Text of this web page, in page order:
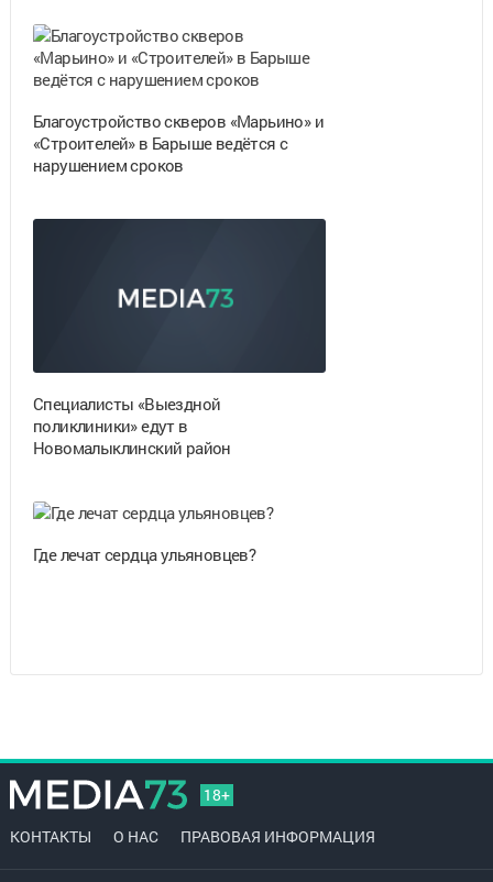
Благоустройство скверов «Марьино» и
«Строителей» в Барыше ведётся с
нарушением сроков
Специалисты «Выездной
поликлиники» едут в
Новомалыклинский район
Где лечат сердца ульяновцев?
18+
КОНТАКТЫ О НАС ПРАВОВАЯ ИНФОРМАЦИЯ